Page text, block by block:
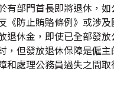
有部門首長即將退休，
《防止賄賂條例》或涉
退休金，即使已全部發
，但發放退休保障是僱
和處理公務員過失之間取